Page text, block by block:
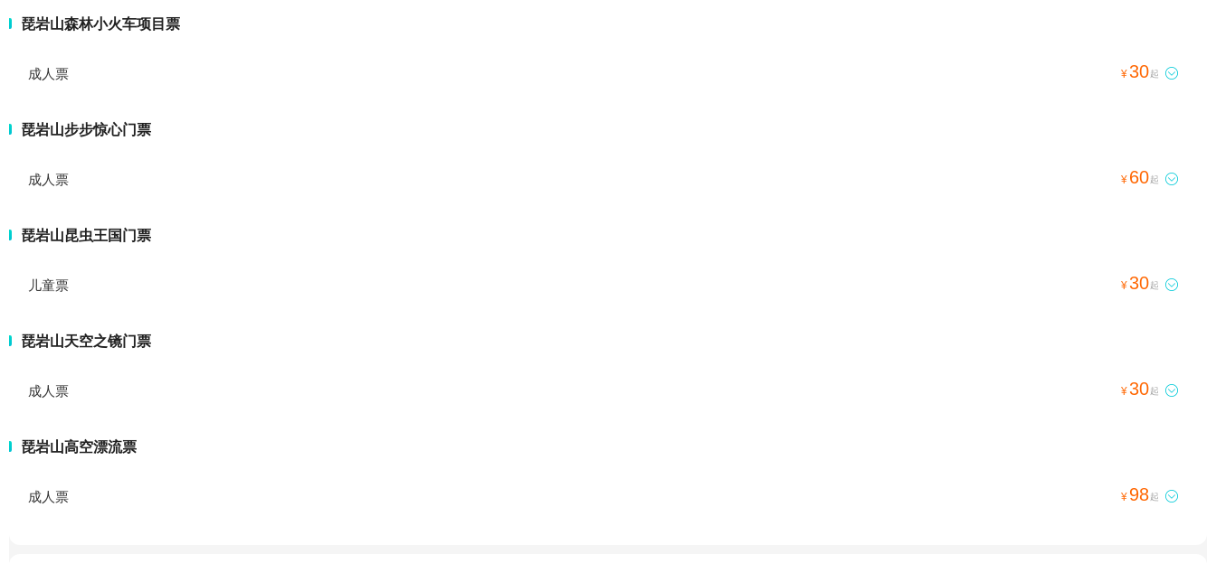
琵岩山森林小火车项目票
成人票 ¥30起 
琵岩山步步惊心门票
成人票 ¥ 60起 
琵岩山昆虫王国门票
儿童票 ¥30起 
琵岩山天空之镜门票
成人票 ¥30起 
琵岩山高空漂流票
成人票 ¥ 98起 